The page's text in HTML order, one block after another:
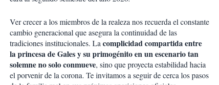
Ver crecer a los miembros de la realeza nos recuerda el constante
cambio generacional que asegura la continuidad de las
tradiciones institucionales. Lacomplicidad compartida entre
la princesa de Gales y su primogénito en un escenario tan
solemne no solo conmueve, sino que proyecta estabilidad hacia
el porvenir de la corona. Te invitamos a seguir de cerca los pasos